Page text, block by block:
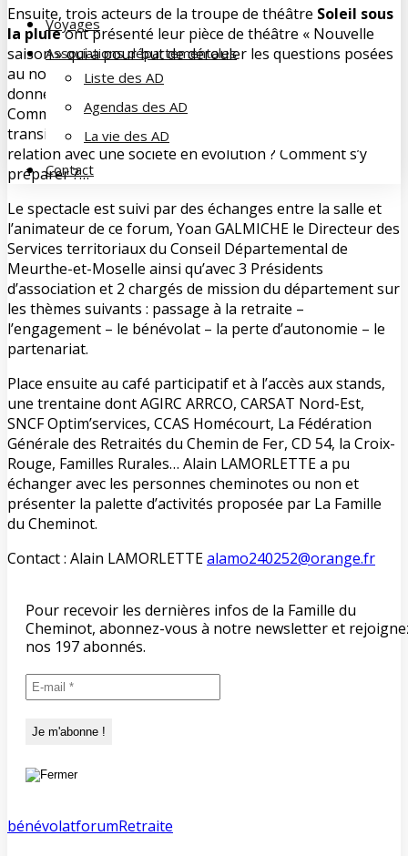
Voyages
Associations départementales
Liste des AD
Agendas des AD
La vie des AD
Contact
Ensuite, trois acteurs de la troupe de théâtre Soleil sous
la pluieont présenté leur pièce de théâtre « Nouvelle
saison » qui a pour but de dérouler les questions posées
au nouveau retraité : Qui être désormais ? Quel sens
donner à sa vie ? Mais aussi très concrètement :
Comment occuper son temps libre ? Comment cette
transition s’inscrit-elle dans la continuité d’une vie, en
relation avec une société en évolution ? Comment s’y
préparer ?…
Le spectacle est suivi par des échanges entre la salle et
l’animateur de ce forum, Yoan GALMICHE le Directeur des
Services territoriaux du Conseil Départemental de
Meurthe-et-Moselle ainsi qu’avec 3 Présidents
d’association et 2 chargés de mission du département sur
les thèmes suivants : passage à la retraite –
l’engagement – le bénévolat – la perte d’autonomie – le
partenariat.
Place ensuite au café participatif et à l’accès aux stands,
une trentaine dont AGIRC ARRCO, CARSAT Nord-Est,
SNCF Optim’services, CCAS Homécourt, La Fédération
Générale des Retraités du Chemin de Fer, CD 54, la Croix-
Rouge, Familles Rurales… Alain LAMORLETTE a pu
échanger avec les personnes cheminotes ou non et
présenter la palette d’activités proposée par La Famille
du Cheminot.
Contact : Alain LAMORLETTEalamo240252@orange.fr
Pour recevoir les dernières infos de la Famille du
Cheminot, abonnez-vous à notre newsletter et
nos 197 abonnés.
bénévolatforumRetraite